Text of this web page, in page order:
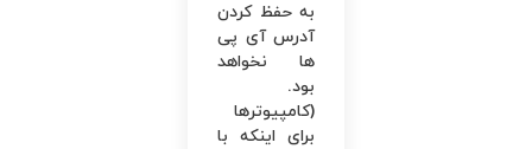
به حفظ کردن
آدرس آی پی
ها نخواهد
بود.
(کامپیوترها
برای ‌اینکه با